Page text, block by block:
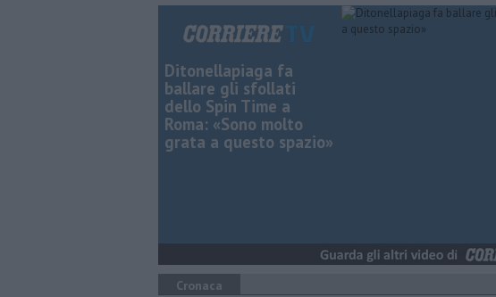
Ditonellapiaga fa
ballare gli sfollati
dello Spin Time a
Roma: «Sono molto
grata a questo spazio»
Cronaca